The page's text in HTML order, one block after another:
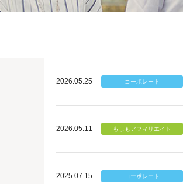
2026.05.25
2026.05.11
2025.07.15